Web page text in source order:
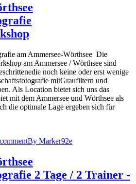
am Ammersee-Wörthsee Die
am Ammersee / Wörthsee sind
noch keine oder erst wenige
mitGraufiltern und
Als Location bietet sich uns das
mit dem Ammersee und Wörthsee als
die optimale Lage ergeben sich für
By Marker92e
2 Tage / 2 Trainer -